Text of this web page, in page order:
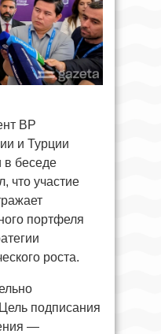
BP
и Турции
беседе
что участие
портфеля
роста.
подписания
—